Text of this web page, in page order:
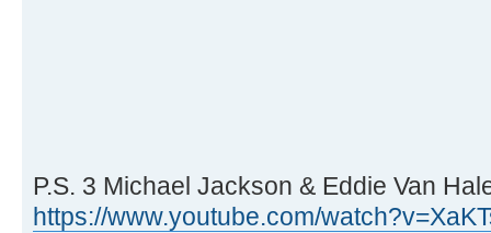
P.S. 3 Michael Jackson & Eddie Van
https://www.youtube.com/